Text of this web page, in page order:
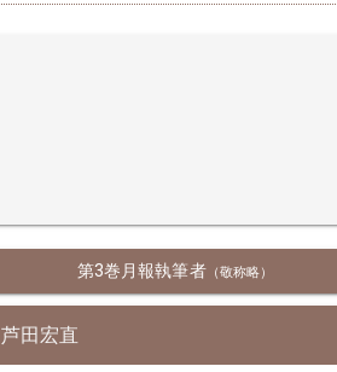
第3巻月報執筆者（敬称略）
芦田宏直